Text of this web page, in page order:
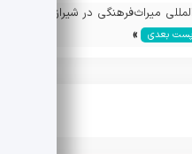
میراث‌فرهنگی در شیراز
فارس
پست بعدی »